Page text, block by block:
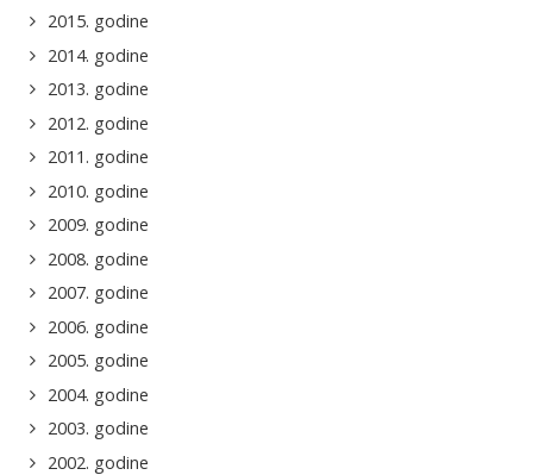
2015. godine
2014. godine
2013. godine
2012. godine
2011. godine
2010. godine
2009. godine
2008. godine
2007. godine
2006. godine
2005. godine
2004. godine
2003. godine
2002. godine